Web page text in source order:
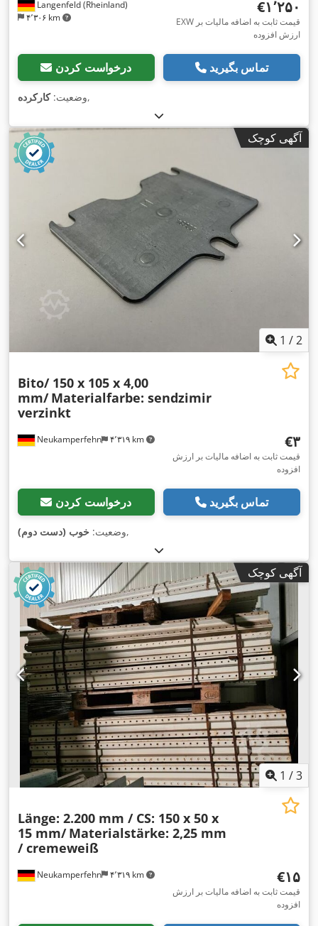
Langenfeld (Rheinland)
۴٬۳۰۶ km
‎€۱٬۲۵۰
EXW قیمت ثابت به اضافه مالیات بر
ارزش افزوده
درخواست کردن تماس بگیرید
وضعیت:کارکرده ,
آگهی کوچک
1 /2
Neukamperfehn ۴٬۳۱۹ km
Bito/ 150 x 105 x 4,00
mm/ Materialfarbe: sendzimir
verzinkt
‎€۳
قیمت ثابت به اضافه مالیات بر ارزش
افزوده
درخواست کردن تماس بگیرید
وضعیت: خوب (دست دوم) ,
آگهی کوچک
1 /3
Neukamperfehn ۴٬۳۱۹ km
Länge: 2.200 mm / CS: 150 x 50 x
15 mm/ Materialstärke: 2,25 mm
/ cremeweiß
‎€۱۵
قیمت ثابت به اضافه مالیات بر ارزش
افزوده